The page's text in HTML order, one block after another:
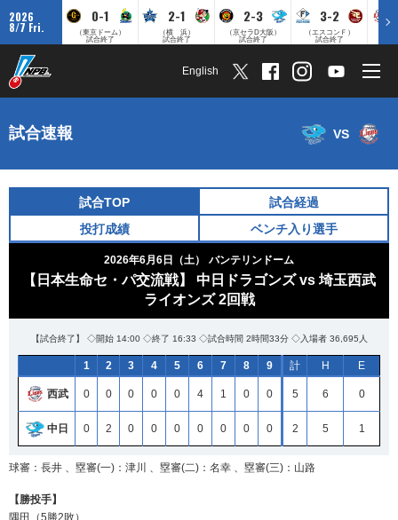
2026
8/7 Fri.
0-1
（東京ドーム）
試合終了
2-1
（横 浜）
試合終了
2-3
（京セラD大阪）
試合終了
3-2
（エスコンＦ）
試合終了
English
試合速報 VS
試合TOP
試合経過
投打成績
ベンチ入り選手
2026年6月6日（土） バンテリンドーム
【日本生命セ・パ交流戦】 中日ドラゴンズ vs 埼玉西武
ライオンズ 2回戦
【試合終了】 ◇開始 14:00 ◇終了 16:33 ◇試合時間 2時間33分 ◇入場者 36,695人
1 2 3 4 5 6 7 8 9 計 H E
西武 0 0 0 0 0 4 1 0 0 5 6 0
中日 0 2 0 0 0 0 0 0 0 2 5 1
球審：長井 、塁審(一)：津川 、塁審(二)：名幸 、塁審(三)：山路
【勝投手】
隅田
（5勝2敗）